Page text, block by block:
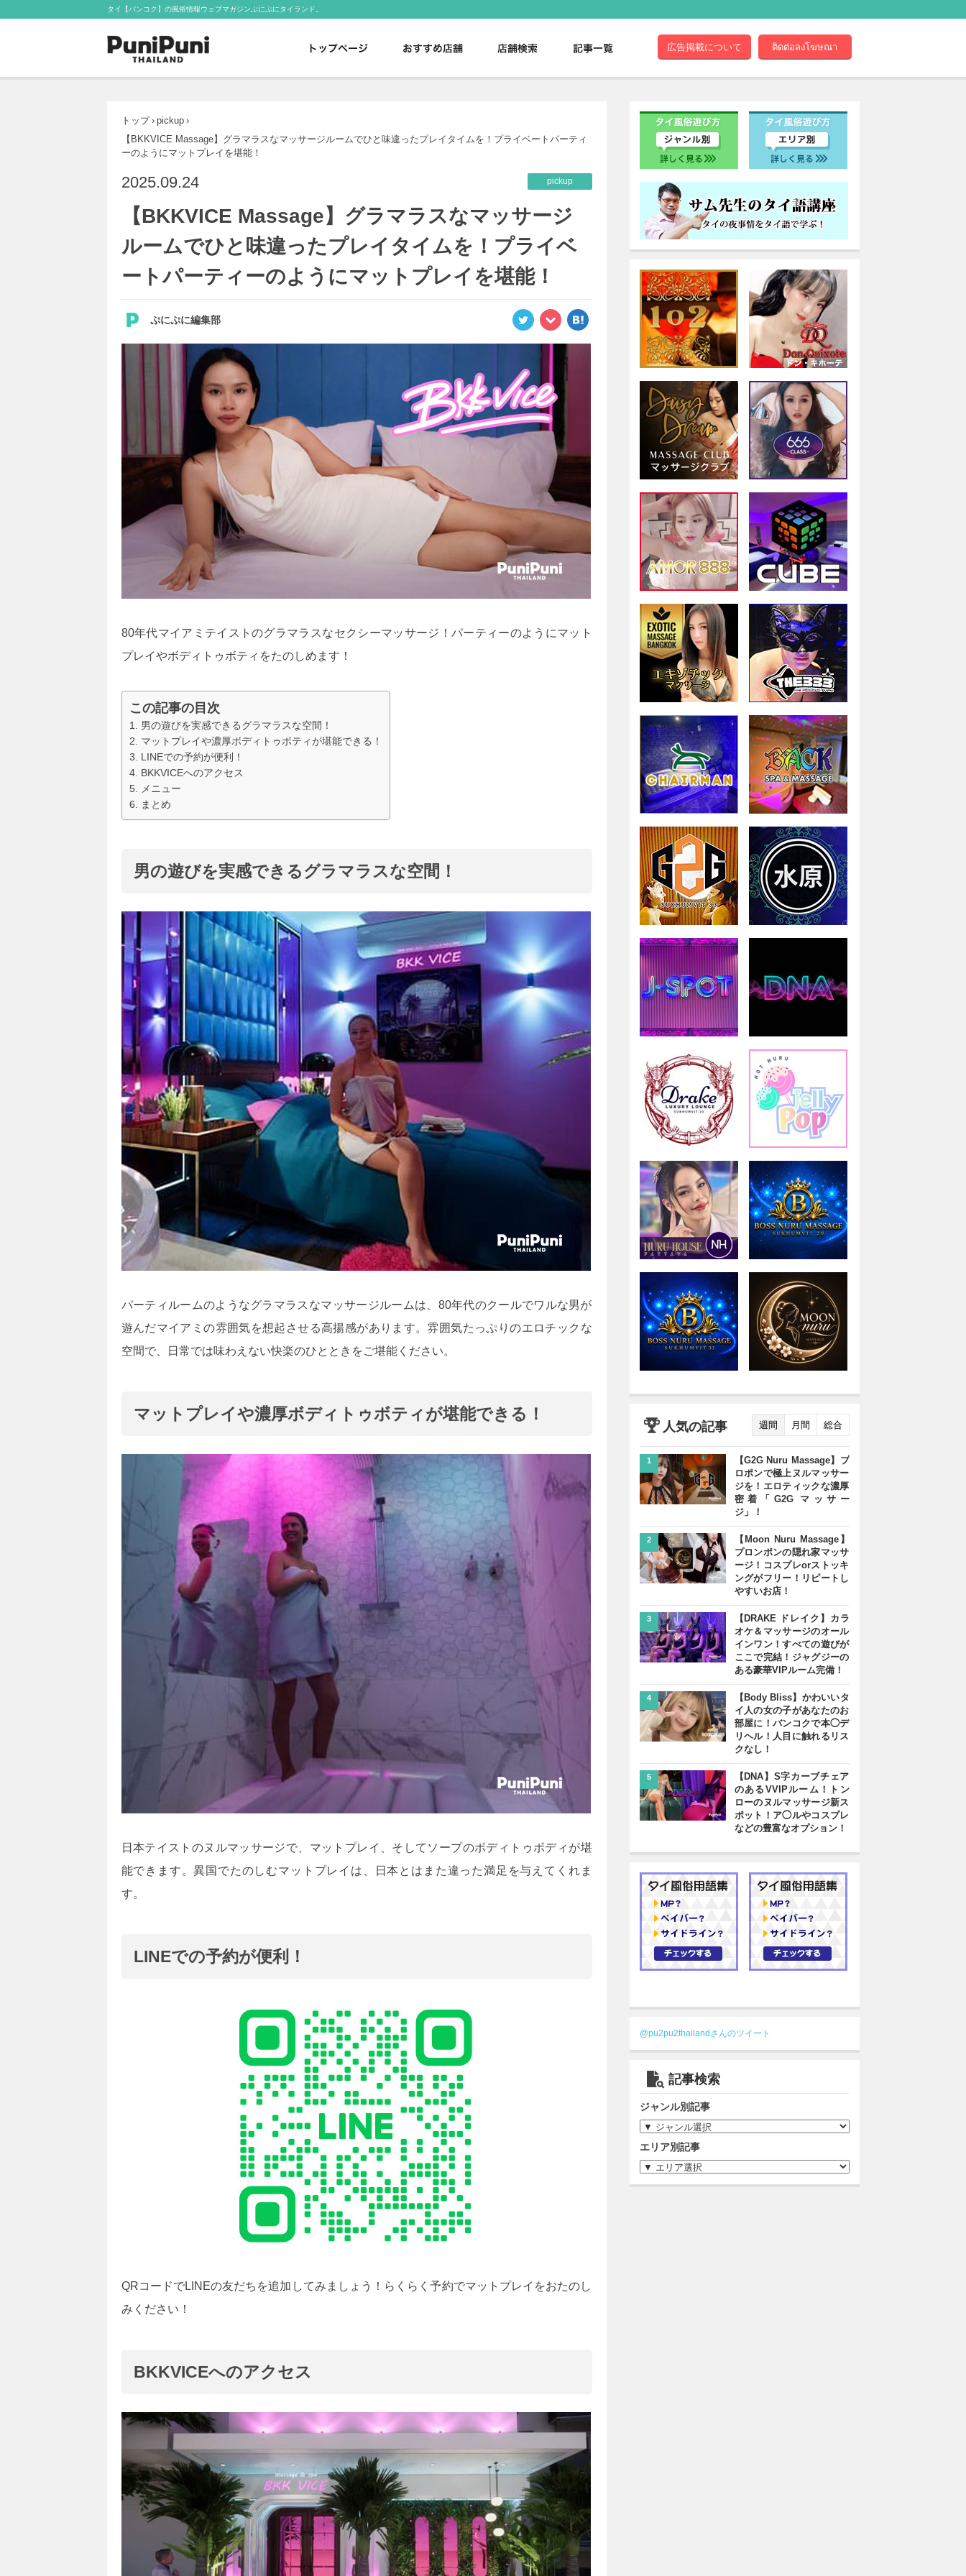
タイ【バンコク】の風俗情報ウェブマガジンぷにぷにタイランド。
広告掲載について ติดต่อลงโฆษณา
トップ › pickup ›
【BKKVICE Massage】グラマラスなマッサージルームでひと味違ったプレイタイムを！プライベートパーティ
ーのようにマットプレイを堪能！
2025.09.24 pickup
【BKKVICE Massage】グラマラスなマッサージ
ルームでひと味違ったプレイタイムを！プライベ
ートパーティーのようにマットプレイを堪能！
ぷにぷに編集部
80年代マイアミテイストのグラマラスなセクシーマッサージ！パーティーのようにマット
プレイやボディトゥボティをたのしめます！
この記事の目次
男の遊びを実感できるグラマラスな空間！
マットプレイや濃厚ボディトゥボティが堪能できる！
LINEでの予約が便利！
BKKVICEへのアクセス
メニュー
まとめ
男の遊びを実感できるグラマラスな空間！
パーティルームのようなグラマラスなマッサージルームは、80年代のクールでワルな男が
遊んだマイアミの雰囲気を想起させる高揚感があります。雰囲気たっぷりのエロチックな
空間で、日常では味わえない快楽のひとときをご堪能ください。
マットプレイや濃厚ボディトゥボティが堪能できる！
日本テイストのヌルマッサージで、マットプレイ、そしてソープのボディトゥボディが堪
能できます。異国でたのしむマットプレイは、日本とはまた違った満足を与えてくれま
す。
LINEでの予約が便利！
QRコードでLINEの友だちを追加してみましょう！らくらく予約でマットプレイをおたのし
みください！
BKKVICEへのアクセス
人気の記事 週間 月間 総合
1
【G2G Nuru Massage】プ
ロポンで極上ヌルマッサー
ジを！エロティックな濃厚
密着「G2G マッサー
ジ」！
2
【Moon Nuru Massage】
プロンポンの隠れ家マッサ
ージ！コスプレorストッキ
ングがフリー！リピートし
やすいお店！
3
【DRAKE ドレイク】カラ
オケ＆マッサージのオール
インワン！すべての遊びが
ここで完結！ジャグジーの
ある豪華VIPルーム完備！
4
【Body Bliss】かわいいタ
イ人の女の子があなたのお
部屋に！バンコクで本◯デ
リヘル！人目に触れるリス
クなし！
5
【DNA】S字カーブチェア
のあるVVIPルーム！トン
ローのヌルマッサージ新ス
ポット！ア◯ルやコスプレ
などの豊富なオプション！
@pu2pu2thailandさんのツイート
記事検索
ジャンル別記事
エリア別記事